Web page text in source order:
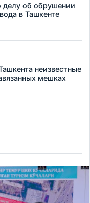
делу об обрушении
в Ташкенте
неизвестные
мешках